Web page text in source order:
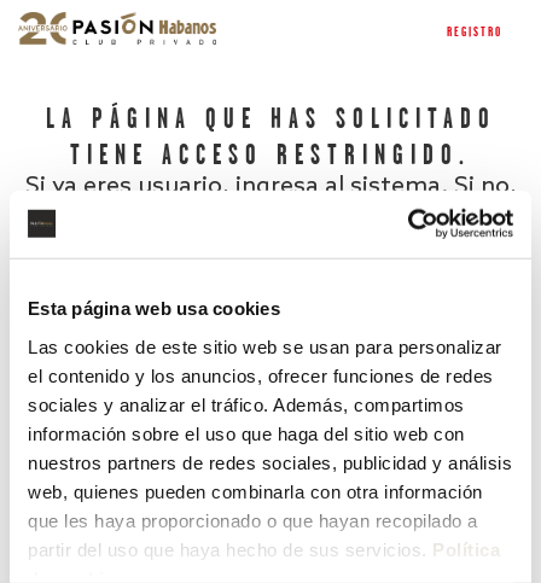
Esta página web usa cookies
Las cookies de este sitio web se usan para personalizar
el contenido y los anuncios, ofrecer funciones de redes
sociales y analizar el tráfico. Además, compartimos
información sobre el uso que haga del sitio web con
nuestros partners de redes sociales, publicidad y análisis
web, quienes pueden combinarla con otra información
que les haya proporcionado o que hayan recopilado a
partir del uso que haya hecho de sus servicios. Política
REGISTRO
LA PÁGINA QUE HAS SOLICITADO
TIENE ACCESO RESTRINGIDO.
Si ya eres usuario, ingresa al sistema. Si no,
¿Has olvidado tu contraseña?